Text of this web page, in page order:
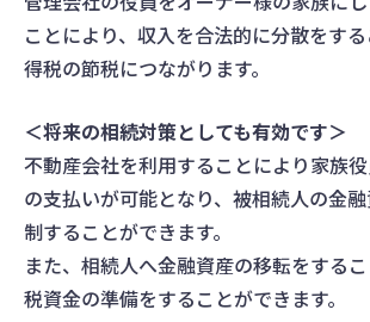
ことにより、収入を合法的に分散をす
得税の節税につながります。
＜将来の相続対策としても有効です＞
不動産会社を利用することにより家族
の支払いが可能となり、被相続人の金
制することができます。
また、相続人へ金融資産の移転をする
税資金の準備をすることができます。